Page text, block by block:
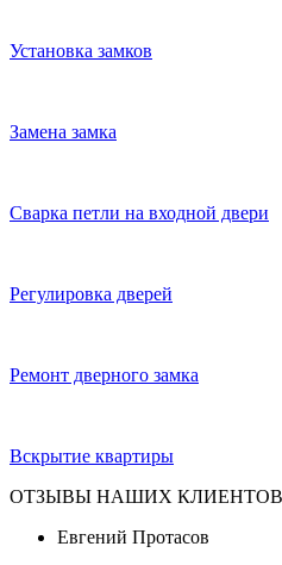
Установка замков
Замена замка
Сварка петли на входной двери
Регулировка дверей
Ремонт дверного замка
Вскрытие квартиры
ОТЗЫВЫ НАШИХ КЛИЕНТОВ
Евгений Протасов